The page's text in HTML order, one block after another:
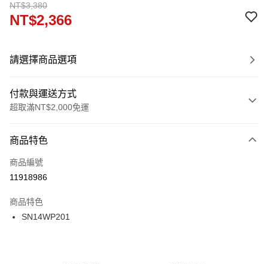
NT$3,380
NT$2,366
請選擇商品選項
付款與運送方式
超取滿NT$2,000免運
信用卡一次付款
LINE Pay
街口支付
商品特色
商品編號
11918986
商品特色
SN14WP201